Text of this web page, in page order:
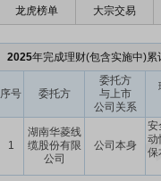
龙虎榜单 大宗交易
2025年完成理财(包含实施中)累
序号 委托方
委托方
与上市
公司关系
1
湖南华菱线
缆股份有限
公司
公司本身
安
动
保